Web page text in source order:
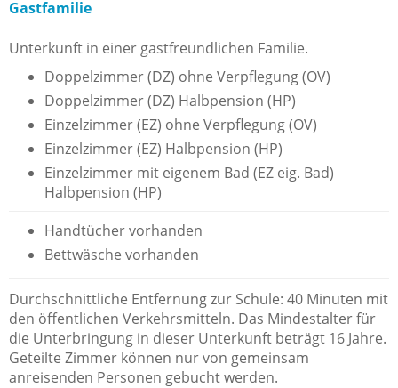
Gastfamilie
Unterkunft in einer gastfreundlichen Familie.
Doppelzimmer (DZ) ohne Verpflegung (OV)
Doppelzimmer (DZ) Halbpension (HP)
Einzelzimmer (EZ) ohne Verpflegung (OV)
Einzelzimmer (EZ) Halbpension (HP)
Einzelzimmer mit eigenem Bad (EZ eig. Bad)
Halbpension (HP)
Handtücher vorhanden
Bettwäsche vorhanden
Durchschnittliche Entfernung zur Schule: 40 Minuten mit
den öffentlichen Verkehrsmitteln. Das Mindestalter für
die Unterbringung in dieser Unterkunft beträgt 16 Jahre.
Geteilte Zimmer können nur von gemeinsam
anreisenden Personen gebucht werden.